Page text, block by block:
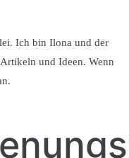
Ich bin Ilona und der
und Ideen. Wenn